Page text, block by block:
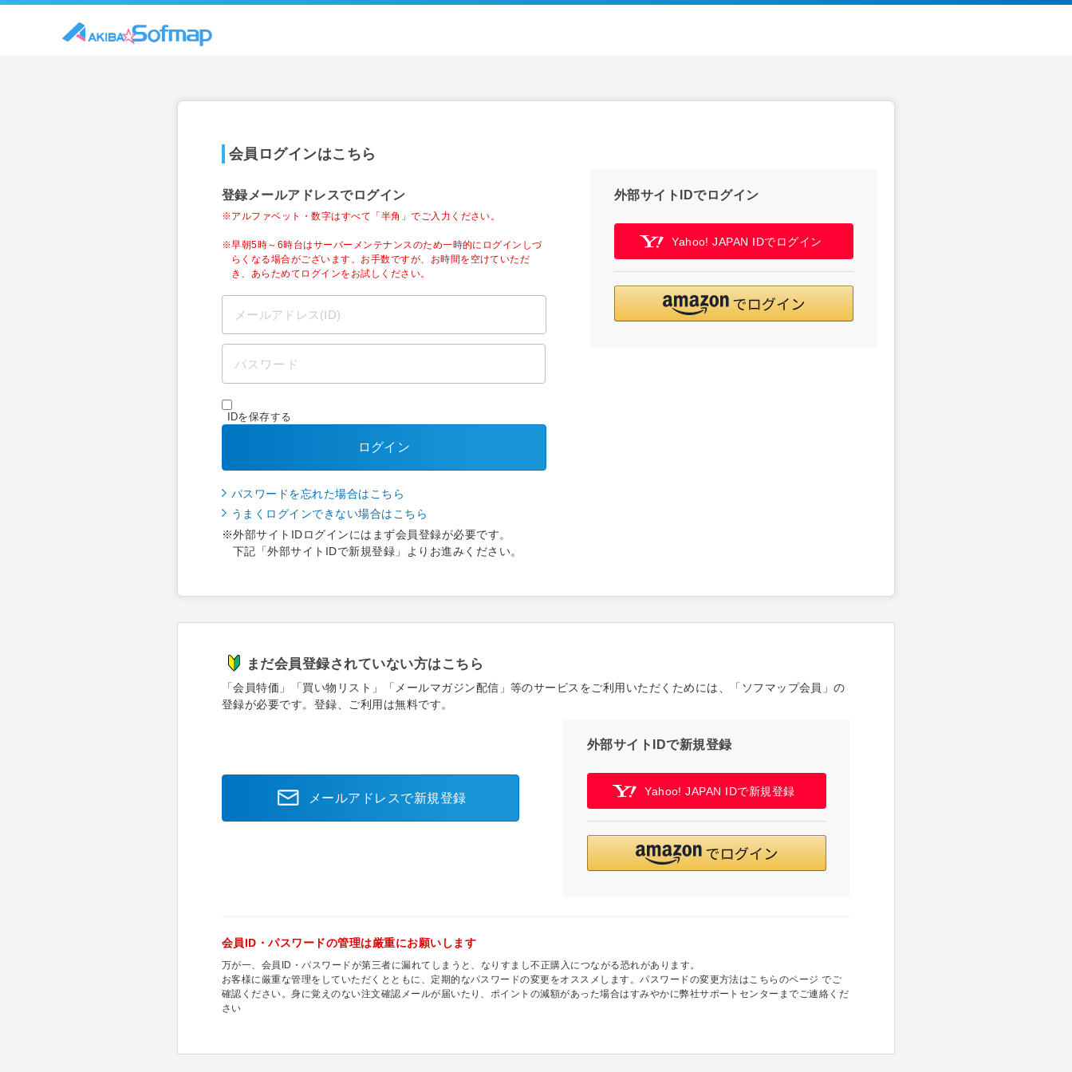
会員ログインはこちら
登録メールアドレスでログイン
※アルファベット・数字はすべて「半角」でご入力ください。
※早朝5時～6時台はサーバーメンテナンスのため一時的にログインしづ
らくなる場合がございます。お手数ですが、お時間を空けていただ
き、あらためてログインをお試しください。
IDを保存する
ログイン
パスワードを忘れた場合はこちら
うまくログインできない場合はこちら
※外部サイトIDログインにはまず会員登録が必要です。
下記「外部サイトIDで新規登録」よりお進みください。
外部サイトIDでログイン
Yahoo! JAPAN IDでログイン
まだ会員登録されていない方はこちら
「会員特価」「買い物リスト」「メールマガジン配信」等のサービスをご利用いただくためには、「ソフマップ会員」の
登録が必要です。登録、ご利用は無料です。
メールアドレスで新規登録
外部サイトIDで新規登録
Yahoo! JAPAN IDで新規登録
会員ID・パスワードの管理は厳重にお願いします
万が一、会員ID・パスワードが第三者に漏れてしまうと、なりすまし不正購入につながる恐れがあります。
お客様に厳重な管理をしていただくとともに、定期的なパスワードの変更をオススメします。パスワードの変更方法はこちらのページ でご
確認ください。身に覚えのない注文確認メールが届いたり、ポイントの減額があった場合はすみやかに弊社サポートセンターまでご連絡くだ
さい